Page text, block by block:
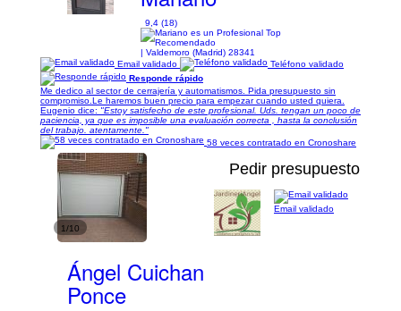
9,4 (18)
| Valdemoro (Madrid) 28341
Email validado
Teléfono validado
Responde rápido
Me dedico al sector de cerrajería y automatismos. Pida presupuesto sin
compromiso.Le haremos buen precio para empezar cuando usted quiera.
Eugenio dice: "Estoy satisfecho de este profesional. Uds. tengan un poco de
paciencia, ya que es imposible una evaluación correcta , hasta la conclusión
del trabajo. atentamente."
58 veces contratado en Cronoshare
1/10
Pedir presupuesto
Ángel Cuichan
Ponce
Email validado